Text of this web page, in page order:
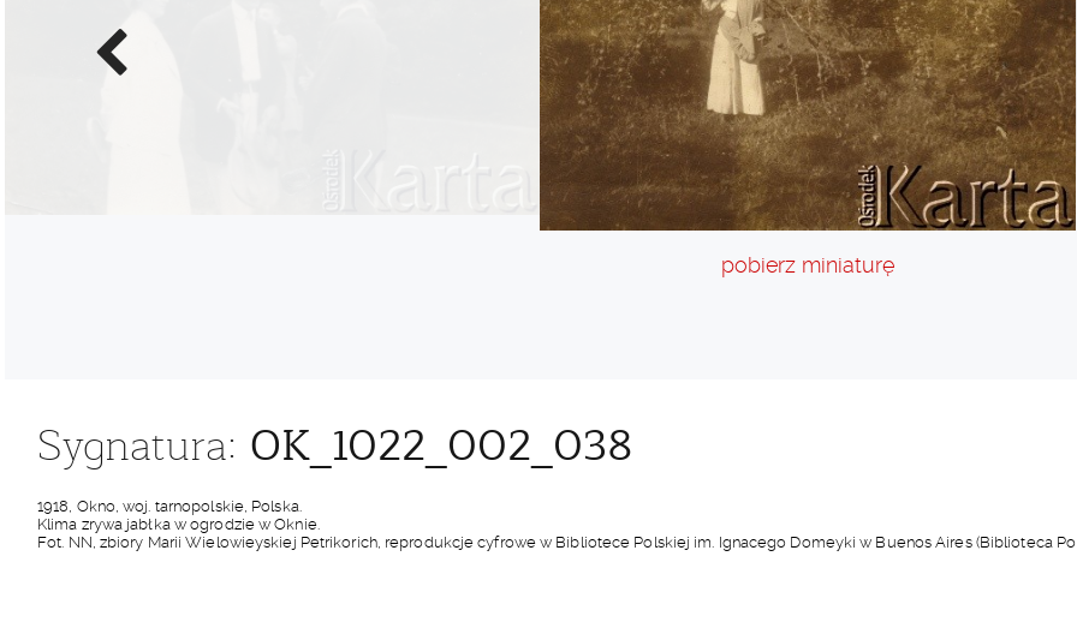
Poprzednie
zdjęcie
pobierz miniaturę
Sygnatura: OK_1022_002_038
1918, Okno, woj. tarnopolskie, Polska.
Klima zrywa jabłka w ogrodzie w Oknie.
Fot. NN, zbiory Marii Wielowieyskiej Petrikorich, reprodukcje cyfrowe w Bibliotece Polskiej im. Ignacego Domeyki w Buenos Aires (Biblioteca